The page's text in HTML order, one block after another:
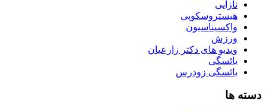
نازایی
هیستروسکوپی
واکسیناسیون
ورزش
ویدیو های دکتر زارعیان
یائسگی
یائسگی زودرس
دسته ها